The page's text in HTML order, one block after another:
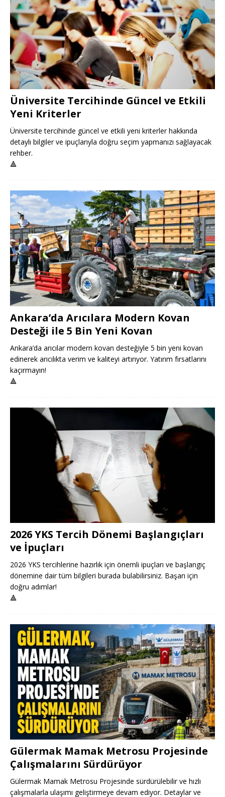
Üniversite Tercihinde Güncel ve Etkili
Yeni Kriterler
Üniversite tercihinde güncel ve etkili yeni kriterler hakkında
detaylı bilgiler ve ipuçlarıyla doğru seçim yapmanızı sağlayacak
rehber.
🔺
Ankara’da Arıcılara Modern Kovan
Desteği ile 5 Bin Yeni Kovan
Ankara’da arıcılar modern kovan desteğiyle 5 bin yeni kovan
edinerek arıcılıkta verim ve kaliteyi artırıyor. Yatırım fırsatlarını
kaçırmayın!
🔺
2026 YKS Tercih Dönemi Başlangıçları
ve İpuçları
2026 YKS tercihlerine hazırlık için önemli ipuçları ve başlangıç
dönemine dair tüm bilgileri burada bulabilirsiniz. Başarı için
doğru adımlar!
🔺
Gülermak Mamak Metrosu Projesinde
Çalışmalarını Sürdürüyor
Gülermak Mamak Metrosu Projesinde sürdürülebilir ve hızlı
çalışmalarla ulaşımı geliştirmeye devam ediyor. Detaylar ve